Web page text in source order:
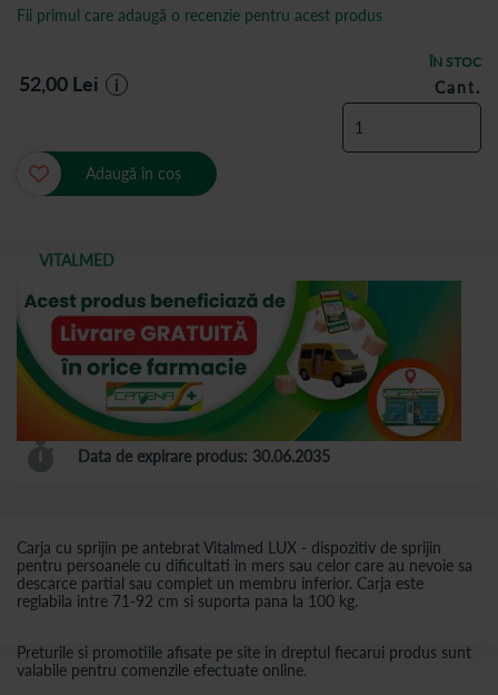
VITALMED
Data de expirare produs: 30.06.2035
Carja cu sprijin pe antebrat Vitalmed LUX - dispozitiv de sprijin
pentru persoanele cu dificultati in mers sau celor care au nevoie sa
descarce partial sau complet un membru inferior. Carja este
reglabila intre 71-92 cm si suporta pana la 100 kg.
ÎN STOC
Fii primul care adaugă o recenzie pentru acest produs
52,00 Lei i Cant.
Adaugă în coș
Preturile si promotiile afisate pe site in dreptul fiecarui produs sunt
valabile pentru comenzile efectuate online.